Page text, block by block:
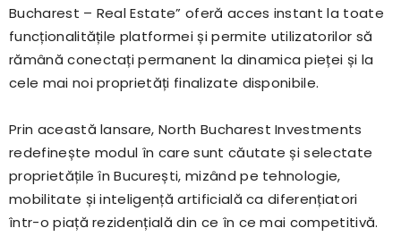
Bucharest – Real Estate” oferă acces instant la toate
funcționalitățile platformei și permite utilizatorilor să
rămână conectați permanent la dinamica pieței și la
cele mai noi proprietăți finalizate disponibile.
Prin această lansare, North Bucharest Investments
redefinește modul în care sunt căutate și selectate
proprietățile în București, mizând pe tehnologie,
mobilitate și inteligență artificială ca diferențiatori
într-o piață rezidențială din ce în ce mai competitivă.